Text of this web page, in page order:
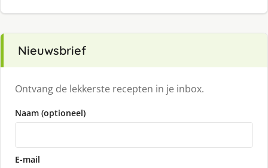
Nieuwsbrief
Ontvang de lekkerste recepten in je inbox.
Naam (optioneel)
E-mail